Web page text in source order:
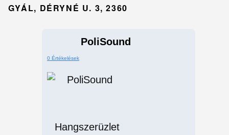
GYÁL, DÉRYNÉ U. 3, 2360
PoliSound
0 Értékelések
Hangszerüzlet